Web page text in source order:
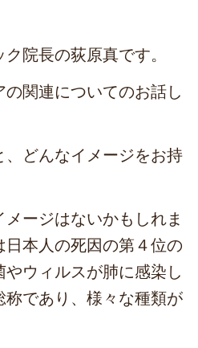
院長の荻原真です。
関連についてのお話し
、どんなイメージをお持
ージはないかもしれま
本人の死因の第４位の
ウィルスが肺に感染し
称であり、様々な種類が